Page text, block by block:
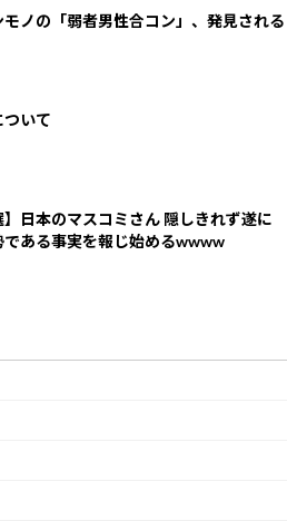
モノの「弱者男性合コン」、発見される
ついて
】日本のマスコミさん 隠しきれず遂に
である事実を報じ始めるwwww